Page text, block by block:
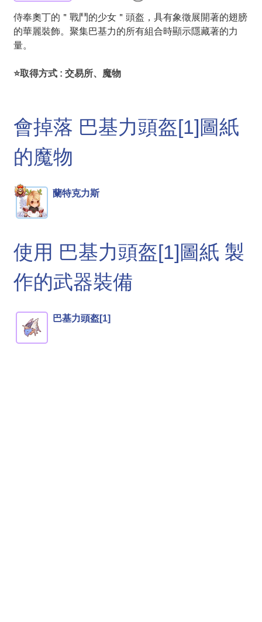
侍奉奧丁的＂戰鬥的少女＂頭盔，具有象徵展開著的翅膀
的華麗裝飾。聚集巴基力的所有組合時顯示隱藏著的力
量。
⭐取得方式 : 交易所、魔物
會掉落 巴基力頭盔[1]圖紙
的魔物
蘭特克力斯
使用 巴基力頭盔[1]圖紙 製
作的武器裝備
巴基力頭盔[1]